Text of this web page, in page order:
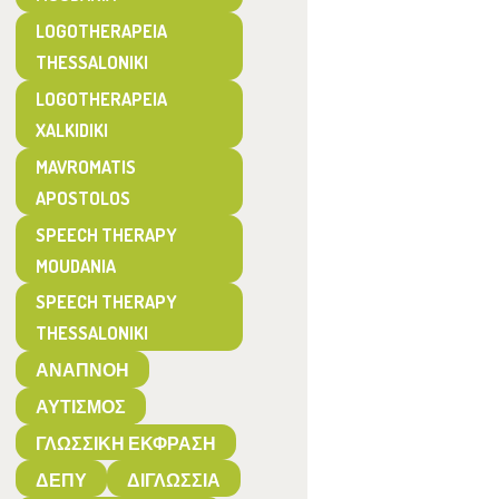
LOGOTHERAPEIA
THESSALONIKI
LOGOTHERAPEIA
XALKIDIKI
MAVROMATIS
APOSTOLOS
SPEECH THERAPY
MOUDANIA
SPEECH THERAPY
THESSALONIKI
ΑΝΑΠΝΟΉ
ΑΥΤΙΣΜΌΣ
ΓΛΩΣΣΙΚΉ ΈΚΦΡΑΣΗ
ΔΕΠΥ
ΔΙΓΛΩΣΣΊΑ